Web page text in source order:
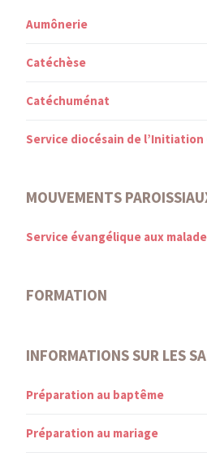
Aumônerie
Catéchèse
Catéchuménat
Service diocésain de
MOUVEMENTS
Service évangélique aux
FORMATION
INFORMATIONS SUR LES
Préparation au baptême
Préparation au mariage